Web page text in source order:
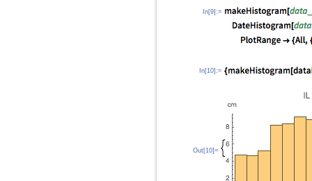
In[9]:=
In[10]:=
Out[10]=